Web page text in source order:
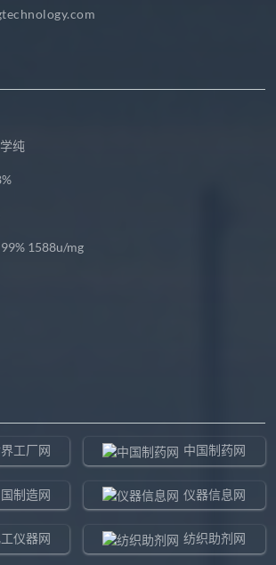
纯
1588u/mg
工厂网 中国制药网
制造网 仪器信息网
仪器网 纺织助剂网